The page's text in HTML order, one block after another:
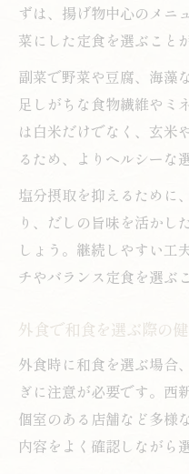
ずは、揚げ物中心のメニ
菜にした定食を選ぶこと
副菜で野菜や豆腐、海藻
足しがちな食物繊維やミ
は白米だけでなく、玄米
るため、よりヘルシーな
塩分摂取を抑えるために
り、だしの旨味を活かし
しょう。継続しやすい工
チやバランス定食を選ぶ
外食で和食を選ぶ際の
外食時に和食を選ぶ場合
ぎに注意が必要です。西
個室のある店舗など多様
内容をよく確認しながら